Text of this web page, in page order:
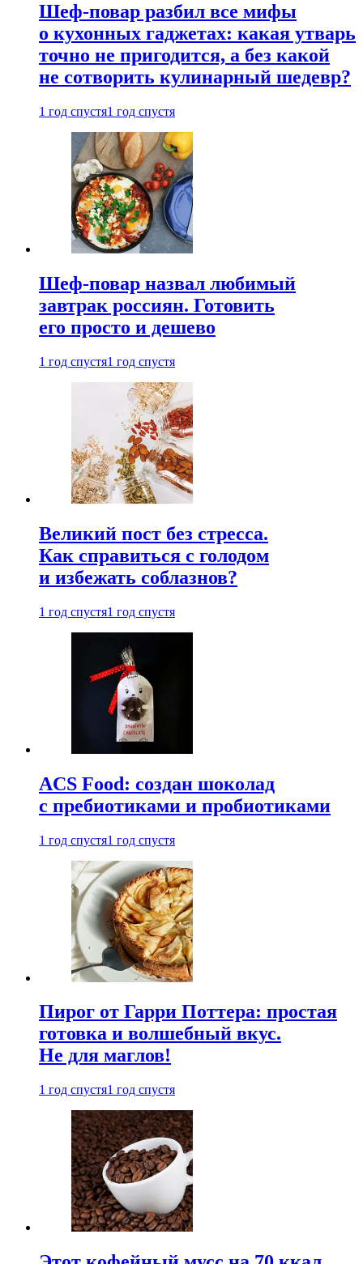
Шеф-повар разбил все мифы
о кухонных гаджетах: какая утварь
точно не пригодится, а без какой
не сотворить кулинарный шедевр?
1 год спустя1 год спустя
Шеф-повар назвал любимый
завтрак россиян. Готовить
его просто и дешево
1 год спустя1 год спустя
Великий пост без стресса.
Как справиться с голодом
и избежать соблазнов?
1 год спустя1 год спустя
ACS Food: создан шоколад
с пребиотиками и пробиотиками
1 год спустя1 год спустя
Пирог от Гарри Поттера: простая
готовка и волшебный вкус.
Не для маглов!
1 год спустя1 год спустя